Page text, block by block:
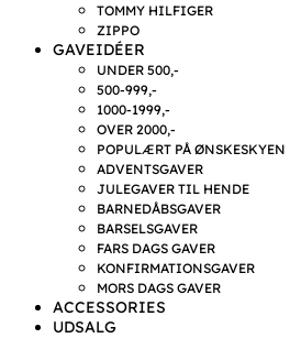
TOMMY HILFIGER
ZIPPO
GAVEIDÉER
UNDER 500,-
500-999,-
1000-1999,-
OVER 2000,-
POPULÆRT PÅ ØNSKESKYEN
ADVENTSGAVER
JULEGAVER TIL HENDE
BARNEDÅBSGAVER
BARSELSGAVER
FARS DAGS GAVER
KONFIRMATIONSGAVER
MORS DAGS GAVER
ACCESSORIES
UDSALG